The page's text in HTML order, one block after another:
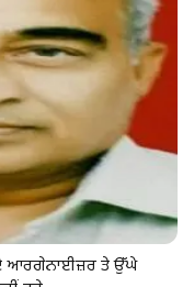
ਦੇ ਆਰਗੇਨਾਈਜ਼ਰ ਤੇ ਉੱਘੇ